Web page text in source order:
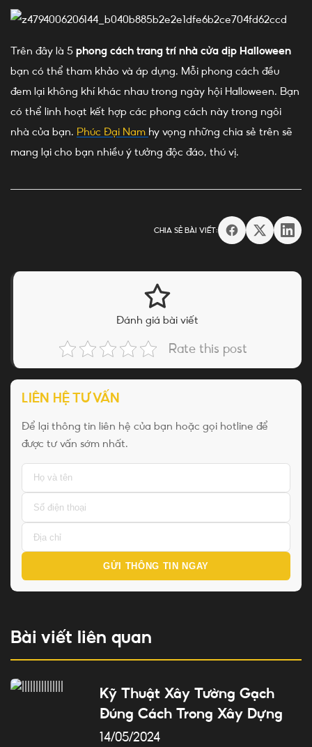
Trên đây là 5 phong cách trang trí nhà cửa dịp Halloween
bạn có thể tham khảo và áp dụng. Mỗi phong cách đều
đem lại không khí khác nhau trong ngày hội Halloween. Bạn
có thể linh hoạt kết hợp các phong cách này trong ngôi
nhà của bạn. Phúc Đại Nam hy vọng những chia sẻ trên sẽ
mang lại cho bạn nhiều ý tưởng độc đáo, thú vị.
CHIA SẺ BÀI VIẾT:
Đánh giá bài viết
Rate this post
LIÊN HỆ TƯ VẤN
Để lại thông tin liên hệ của bạn hoặc gọi hotline để
được tư vấn sớm nhất.
GỬI THÔNG TIN NGAY
Bài viết liên quan
Kỹ Thuật Xây Tường Gạch
Đúng Cách Trong Xây Dựng
14/05/2024